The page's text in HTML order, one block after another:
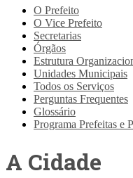
O Prefeito
O Vice Prefeito
Secretarias
Órgãos
Estrutura
Unidades Municipais
Todos os Serviços
Perguntas Frequentes
Glossário
Programa Prefeitas e
A Cidade